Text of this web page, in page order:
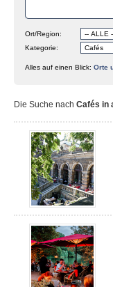
Ort/Region:
Kategorie:
Alles auf einen Blick: Orte
Die Suche nach Cafés in